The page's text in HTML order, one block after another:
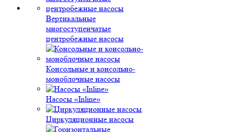
Вертикальные
многоступенчатые
центробежные насосы
Консольные и консольно-
моноблочные насосы
Насосы «Inline»
Циркуляционные насосы